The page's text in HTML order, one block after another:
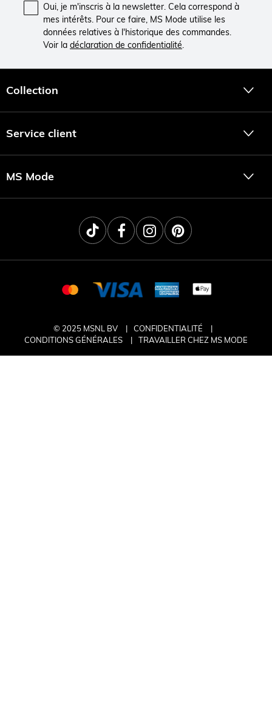
Oui, je m'inscris à la newsletter. Cela correspond à
mes intérêts. Pour ce faire, MS Mode utilise les
données relatives à l'historique des commandes.
Voir la déclaration de confidentialité.
Collection
Service client
MS Mode
© 2025 MSNL BV
CONFIDENTIALITÉ
CONDITIONS GÉNÉRALES
TRAVAILLER CHEZ MS MODE